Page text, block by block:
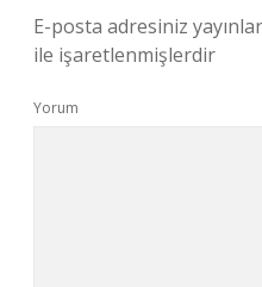
E-posta adresiniz
ile işaretlenmişlerdir
Yorum